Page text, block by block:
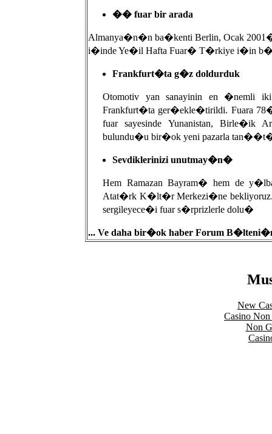
�� fuar bir arada
Almanya�n�n ba�kenti Berlin, Ocak
i�inde Ye�il Hafta Fuar� T�rkiye i�in
Frankfurt�ta g�z doldurduk
Otomotiv yan sanayinin en �nemli
Frankfurt�ta ger�ekle�tirildi. Fuara
fuar sayesinde Yunanistan, Birle�ik
bulundu�u bir�ok yeni pazarla
Sevdiklerinizi unutmay�n�
Hem Ramazan Bayram� hem de
Atat�rk K�lt�r Merkezi�ne
sergileyece�i fuar s�rprizlerle dolu�
... Ve daha bir�ok haber Forum
New
Casino Non
Non